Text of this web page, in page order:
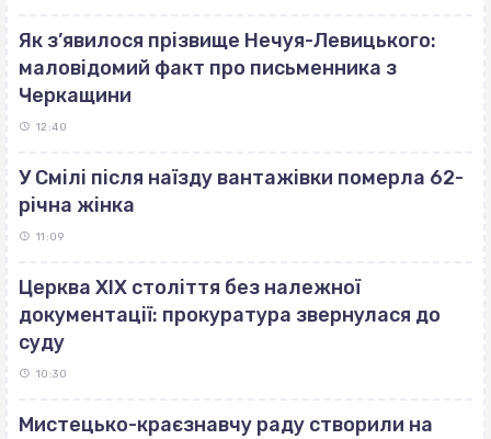
Як з’явилося прізвище Нечуя-Левицького:
маловідомий факт про письменника з
Черкащини
12:40
У Смілі після наїзду вантажівки померла 62-
річна жінка
11:09
Церква ХІХ століття без належної
документації: прокуратура звернулася до
суду
10:30
Мистецько-краєзнавчу раду створили на